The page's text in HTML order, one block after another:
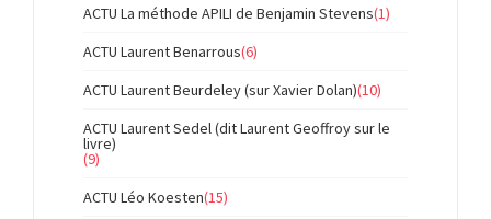
ACTU La méthode APILI de Benjamin Stevens(1)
ACTU Laurent Benarrous(6)
ACTU Laurent Beurdeley (sur Xavier Dolan)(10)
ACTU Laurent Sedel (dit Laurent Geoffroy sur le
livre)
(9)
ACTU Léo Koesten(15)